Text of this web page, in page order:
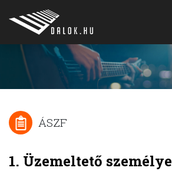
ÁSZF
1. Üzemeltető személye